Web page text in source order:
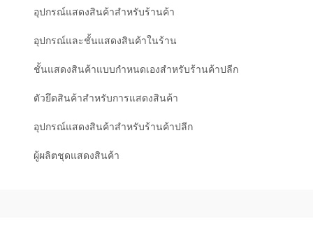
อุปกรณ์แสดงสินค้าสำหรับร้านค้า
อุปกรณ์และชั้นแสดงสินค้าในร้าน
ชั้นแสดงสินค้าแบบกำหนดเองสำหรับร้านค้าปลีก
ตัวยึดสินค้าสำหรับการแสดงสินค้า
อุปกรณ์แสดงสินค้าสำหรับร้านค้าปลีก
ผู้ผลิตชุดแสดงสินค้า